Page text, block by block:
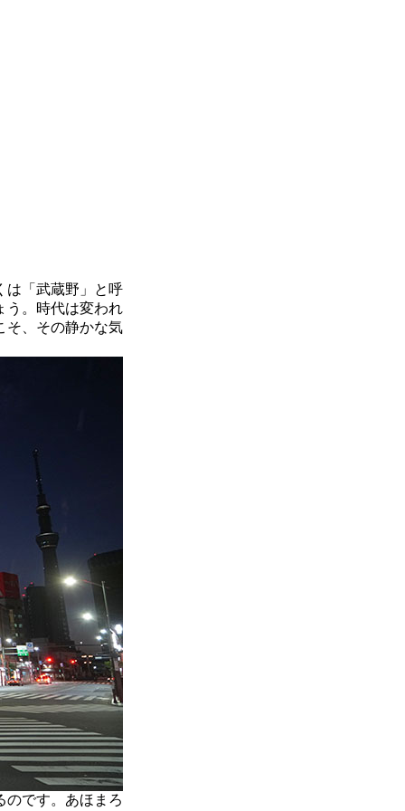
は「武蔵野」と呼
う。時代は変われ
そ、その静かな気
です。あほまろ